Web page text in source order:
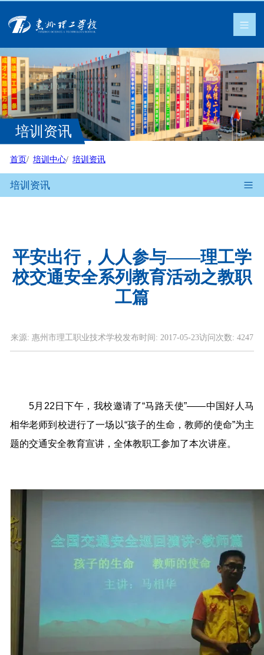
培训资讯
首页 培训中心 培训资讯
培训资讯
平安出行，人人参与——理工学
校交通安全系列教育活动之教职
工篇
来源: 惠州市理工职业技术学校发布时间: 2017-05-23访问次数: 4247
5月22日下午，我校邀请了“马路天使”——中国好人马
相华老师到校进行了一场以“孩子的生命，教师的使命”为主
题的交通安全教育宣讲，全体教职工参加了本次讲座。